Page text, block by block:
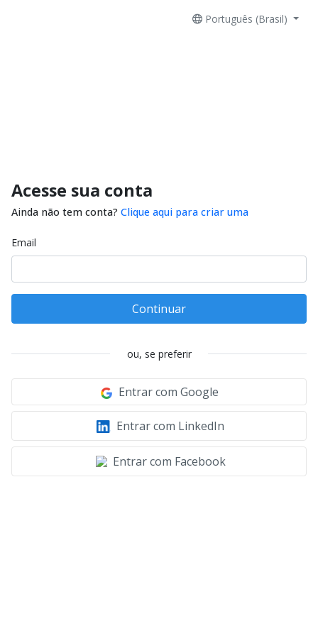
Português (Brasil)
Acesse sua conta
Ainda não tem conta? Clique aqui para criar uma
Email
Continuar
ou, se preferir
Entrar com Google
Entrar com LinkedIn
Entrar com Facebook